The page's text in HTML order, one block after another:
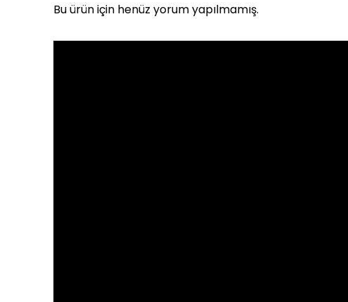
Bu ürün için henüz yorum yapılmamış.